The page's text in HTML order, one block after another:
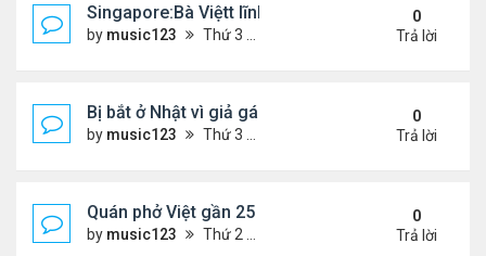
Singapore:Bà Việtt lĩnh án tù vì tội đa phu
by music123 Thứ 3 Tháng 3 03, 2026 5:39 pm
0
Trả lời
Bị bắt ở Nhật vì giả gái lừa 28 đàn ông...
by music123 Thứ 3 Tháng 3 03, 2026 5:36 pm
0
Trả lời
Quán phở Việt gần 25 năm giữ chân thực khách
by music123 Thứ 2 Tháng 3 02, 2026 3:52 pm
0
Trả lời